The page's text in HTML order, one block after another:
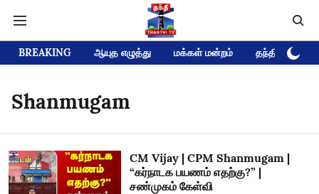
BREAKING ஆயுத எழுத்து மக்கள் மன்றம் தந்தி டிவி
Shanmugam
CM Vijay | CPM Shanmugam |
“கர்நாடக பயணம் எதற்கு?” |
சண்முகம் கேள்வி